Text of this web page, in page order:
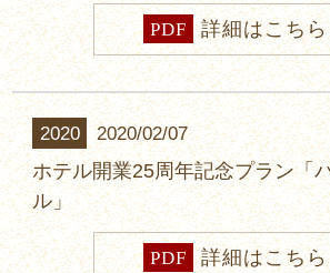
PDF 詳細はこちら
2020 2020/02/07
ホテル開業25周年記念プラン「
ル」
PDF 詳細はこちら